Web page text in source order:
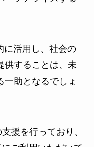
に活用し、社会の
供することは、未
助となるでしょ
援を行っており、